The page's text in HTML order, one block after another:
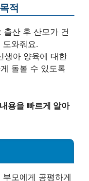
적
: 출산 후 산모가 건
도와줘요.
생아 양육에 대한
돌볼 수 있도록
용을 빠르게 알아
모에게 공평하게